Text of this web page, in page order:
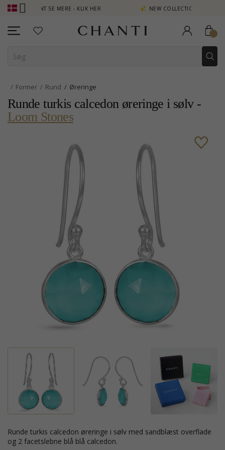
POINT SE MERE - KLIK HER NEW COLLECTION | AURA
Former Rund Øreringe
Runde turkis calcedon øreringe i sølv -
Loom Stones
runde turkis calcedon øreringe i sølv med sandblæst overflade
og 2 facetslebne blå blå calcedon.